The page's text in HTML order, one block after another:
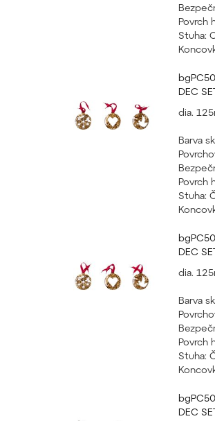
Povrch
Stuha:
DEC
dia.
Barva
Povrch
Stuha:
DEC
dia.
Barva
Povrch
Stuha:
DEC